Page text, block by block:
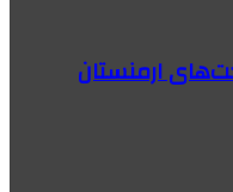
ارمنستان